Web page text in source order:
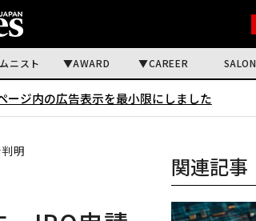
ニスト AWARD CAREER SALON
ージ内の広告表示を最小限にしました
明
関連記事